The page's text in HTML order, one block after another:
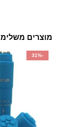
מוצרים
-31%